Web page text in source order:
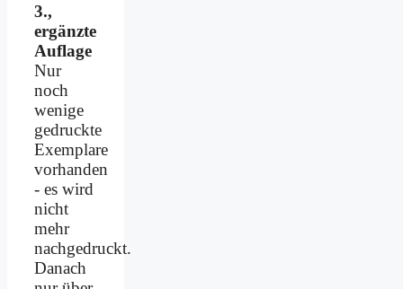
3.,
ergänzte
Auflage
Nur
noch
wenige
gedruckte
Exemplare
vorhanden
- es wird
nicht
mehr
nachgedruckt.
Danach